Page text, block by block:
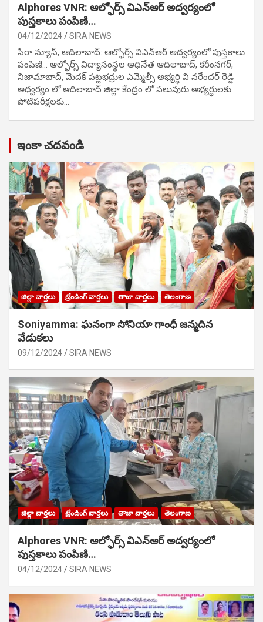
Alphores VNR: ఆల్ఫోర్స్ విఎన్ఆర్ అద్వర్యంలో
పుస్తకాలు పంపిణి…
04/12/2024 SIRA NEWS
సిరా న్యూస్, ఆదిలాబాద్: ఆల్ఫోర్స్ విఎన్ఆర్ అద్వర్యంలో పుస్తకాలు
పంపిణి… ఆల్ఫోర్స్ విద్యాసంస్థల అధినేత ఆదిలాబాద్, కరీంనగర్,
నిజామాబాద్, మెదక్ పట్టభద్రుల ఎమ్మెల్సీ అభ్యర్థి వి నరేందర్ రెడ్డి
అధ్వర్యం లో ఆదిలాబాద్ జిల్లా కేంద్రం లో పలువురు అభ్యర్థులకు
పోటిప‌రీక్ష‌ల‌కు…
ఇంకా చదవండి
జిల్లా వార్తలు ట్రేండింగ్ వార్తలు తాజా వార్తలు తెలంగాణ
Soniyamma: ఘ‌నంగా సోనియా గాంధీ జ‌న్మ‌దిన
వేడుక‌లు
09/12/2024 SIRA NEWS
జిల్లా వార్తలు ట్రేండింగ్ వార్తలు తాజా వార్తలు తెలంగాణ
Alphores VNR: ఆల్ఫోర్స్ విఎన్ఆర్ అద్వర్యంలో
పుస్తకాలు పంపిణి…
04/12/2024 SIRA NEWS